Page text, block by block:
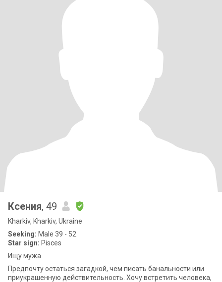
Ксения, 49
Kharkiv, Kharkiv, Ukraine
Seeking: Male 39 - 52
Star sign: Pisces
Ищу мужа
Предпочту остаться загадкой, чем писать банальности или
приукрашенную действительность. Хочу встретить человека,